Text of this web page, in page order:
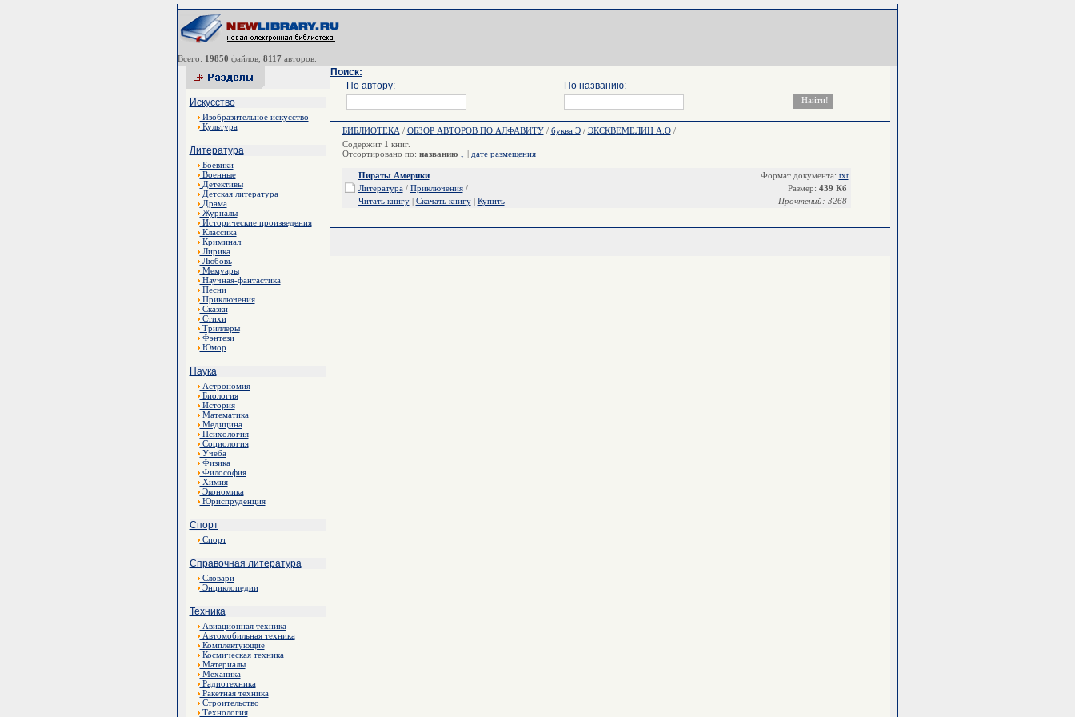
Всего: 19850 файлов, 8117 авторов.
Искусство
Изобразительное искусство
Культура
Литература
Боевики
Военные
Детективы
Детская литература
Драма
Журналы
Исторические произведения
Классика
Криминал
Лирика
Любовь
Мемуары
Научная-фантастика
Песни
Приключения
Сказки
Стихи
Триллеры
Фэнтези
Юмор
Наука
Астрономия
Биология
История
Математика
Медицина
Психология
Социология
Учеба
Физика
Философия
Химия
Экономика
Юриспруденция
Спорт
Спорт
Справочная литература
Словари
Энциклопедии
Техника
Авиационная техника
Автомобильная техника
Комплектующие
Космическая техника
Материалы
Механика
Радиотехника
Ракетная техника
Строительство
Технология
Поиск:
По автору:
По названию:
БИБЛИОТЕКА / ОБЗОР АВТОРОВ ПО АЛФАВИТУ/ буква Э/ ЭКСКВЕМЕЛИН А.О/
Содержит 1 книг.
Отсортировано по: названию ↓ | дате размещения
Пираты Америки Формат документа: txt
Литература/ Приключения/ Размер: 439 Кб
Читать книгу| Скачать книгу| Купить Прочтений: 3268